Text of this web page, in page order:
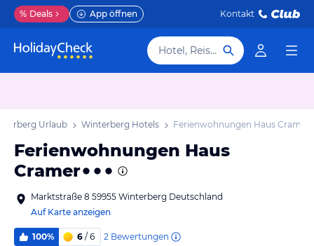
% Deals App öffnen Kontakt
Hotel, Reiseziel
Urlaub Winterberg Hotels Ferienwohnungen Haus Cramer
Ferienwohnungen Haus
Cramer
Marktstraße 8 59955 Winterberg Deutschland
Auf Karte anzeigen
100% 6 / 6 2 Bewertungen